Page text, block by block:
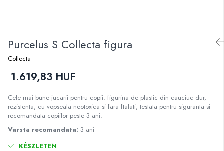
Zenei eszközök gyerekeknek
Zenélő körhinták
Szerepjátékok
Gyerekkonyhák
Gyerek munkapadok
Kézbábok
Ajándékok 10 éves gyerekeknek
Ajándékok 11 éves gyerekeknek
Ajándékok 12 éves gyerekeknek
Purcelus S Collecta figura
Collecta
1.619,83 HUF
Cele mai bune jucarii pentru copii: figurina de plastic din cauciuc dur,
rezistenta, cu vopseala neotoxica si fara ftalati, testata pentru siguranta si
recomandata copiilor peste 3 ani.
Varsta recomandata: 3 ani
KÉSZLETEN